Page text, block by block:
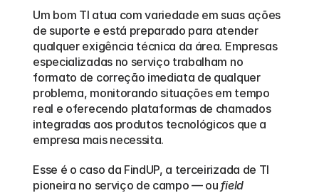
Um bom TI atua com variedade em suas ações
de suporte e está preparado para atender
qualquer exigência técnica da área. Empresas
especializadas no serviço trabalham no
formato de correção imediata de qualquer
problema, monitorando situações em tempo
real e oferecendo plataformas de chamados
integradas aos produtos tecnológicos que a
empresa mais necessita.
Esse é o caso da FindUP, a terceirizada de TI
pioneira no serviço de campo — ou field